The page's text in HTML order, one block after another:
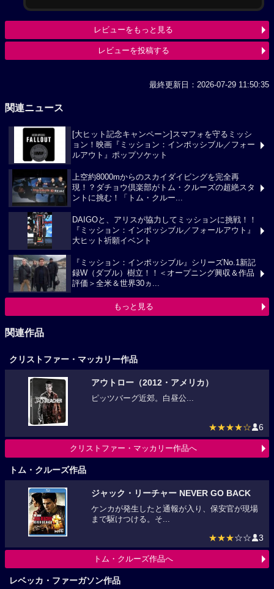
レビューをもっと見る
レビューを投稿する
最終更新日：2026-07-29 11:50:35
関連ニュース
[大ヒット記念キャンペーン]スマフォを守るミッシ
ョン！映画『ミッション：インポッシブル／フォー
ルアウト』ポップソケット
上空約8000mからのスカイダイビングを完全再
現！？ダチョウ倶楽部がトム・クルーズの超絶スタ
ントに挑む！「トム・クルー...
DAIGOと、アリスが協力してミッションに挑戦！！
『ミッション：インポッシブル／フォールアウト』
大ヒット祈願イベント
『ミッション：インポッシブル』シリーズNo.1新記
録W（ダブル）樹立！！＜オープニング興収＆作品
評価＞全米＆世界30ヵ...
もっと見る
関連作品
クリストファー・マッカリー作品
アウトロー（2012・アメリカ）
ピッツバーグ近郊。白昼公...
★★★★☆ 6
クリストファー・マッカリー作品へ
トム・クルーズ作品
ジャック・リーチャー NEVER GO BACK
ケンカが発生したと通報が入り、保安官が現場
まで駆けつける。そ...
★★★☆☆ 3
トム・クルーズ作品へ
レベッカ・ファーガソン作品